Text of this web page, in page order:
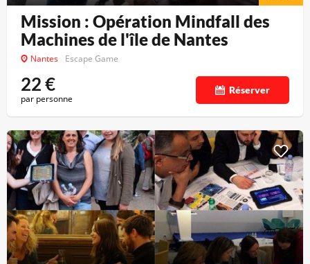
Mission : Opération Mindfall des
Machines de l'île de Nantes
Nantes Escape Game
22€
par personne
Réserver